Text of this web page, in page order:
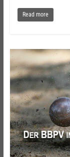
Read more